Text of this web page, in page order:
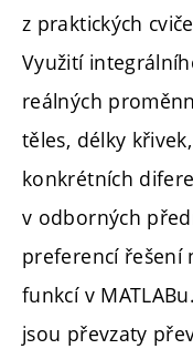
z praktických
Využití
reálných
těles, délky
konkrétních
v odborných
preferencí řešení
funkcí v
jsou převzaty